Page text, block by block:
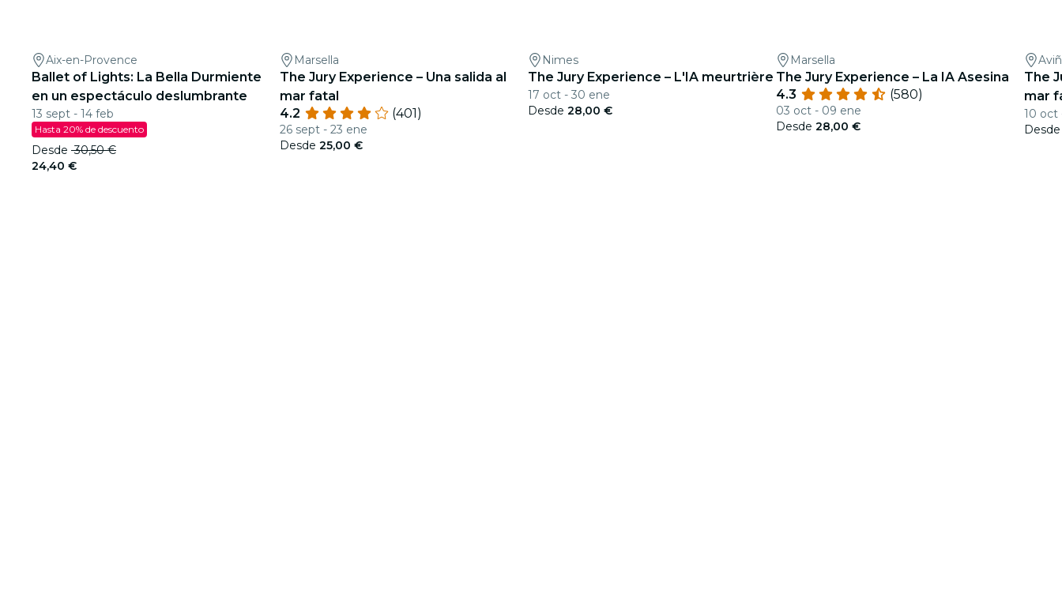
Aix-en-Provence
Ballet of Lights: La Bella Durmiente
en un espectáculo deslumbrante
13 sept - 14 feb
Hasta 20% de descuento
Desde 30,50 €
24,40 €
Marsella
The Jury Experience – Una salida al
mar fatal
4.2
(401)
26 sept - 23 ene
Desde 25,00 €
Nimes
The Jury Experience – L'IA meurtrière
17 oct - 30 ene
Desde 28,00 €
Marsella
The Jury Experience – La IA Asesina
4.3
(580)
03 oct - 09 ene
Desde 28,00 €
The
mar
10 oct